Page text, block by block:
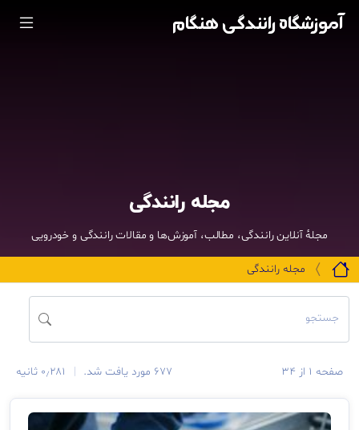
آموزشگاه رانندگی هنگام
مجله رانندگی
مجلهٔ آنلاین رانندگی، مطالب، آموزش‌ها و مقالات رانندگی و خودرویی
مجله رانندگی
جستجو
صفحه ۱ از ۳۴ ۶۷۷ مورد یافت شد. | ۰٫۲۸۱ ثانیه